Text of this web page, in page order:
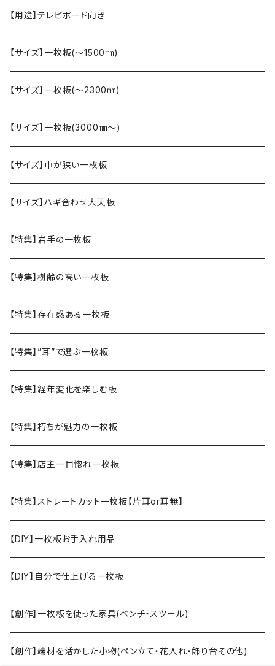
【用途】テレビボード向き
【サイズ】一枚板(〜1500㎜)
【サイズ】一枚板(〜2300㎜)
【サイズ】一枚板(3000㎜〜)
【サイズ】巾が狭い一枚板
【サイズ】ハギ合わせ大天板
【特集】岩手の一枚板
【特集】樹齢の高い一枚板
【特集】存在感ある一枚板
【特集】”耳”で選ぶ一枚板
【特集】経年変化を楽しむ板
【特集】朽ちが魅力の一枚板
【特集】店主一目惚れ一枚板
【特集】ストレートカット一枚板【片耳or耳無】
【DIY】一枚板お手入れ用品
【DIY】自分で仕上げる一枚板
【創作】一枚板を使った家具(ベンチ・スツール)
【創作】端材を活かした小物(ペン立て・花入れ・飾り台その他)